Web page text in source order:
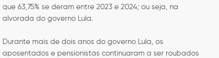
que 63,75% se deram entre 2023 e 2024; ou seja, na
alvorada do governo Lula.
Durante mais de dois anos do governo Lula, os
aposentados e pensionistas continuaram a ser roubados